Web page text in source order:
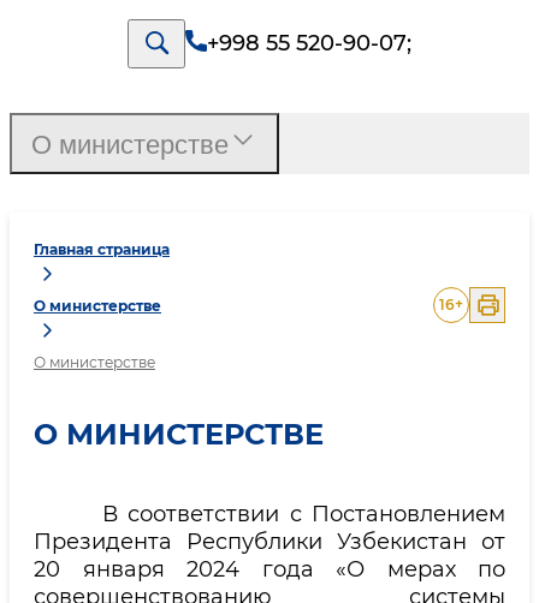
+998 55 520-90-07;
Главная страница
О министерстве
О министерстве
16+
О МИНИСТЕРСТВЕ
В соответствии с Постановлением
Президента Республики Узбекистан от
20 января 2024 года «О мерах по
совершенствованию системы
О министерстве